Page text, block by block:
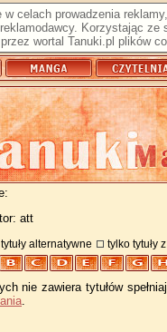
celach prowadzenia
Korzystając
wortal Tanuki.pl plików
att
tytuły alternatywne tylko tytuły
nie zawiera tytułów
.